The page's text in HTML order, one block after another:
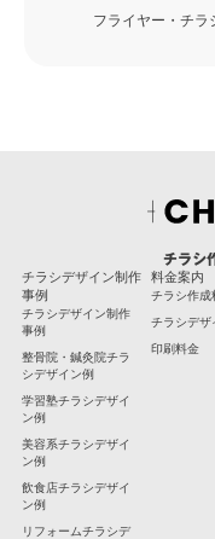
フライヤー・チラ
チラシ
チラシデザイン制作
事例
チラシデザイン制作
事例
整骨院・鍼灸院チラ
シデザイン例
学習塾チラシデザイ
ン例
美容系チラシデザイ
ン例
飲食店チラシデザイ
ン例
リフォームチラシデ
料金案内
チラシ作成
チラシデザ
印刷料金